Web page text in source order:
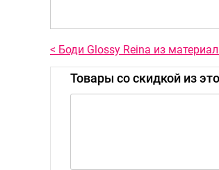
< Боди Glossy Reina из
Товары со скидкой из